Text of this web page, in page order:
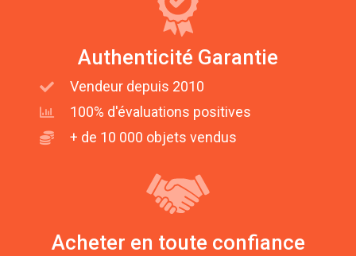
Authenticité Garantie
Vendeur depuis 2010
100% d'évaluations positives
+ de 10 000 objets vendus
Acheter en toute confiance